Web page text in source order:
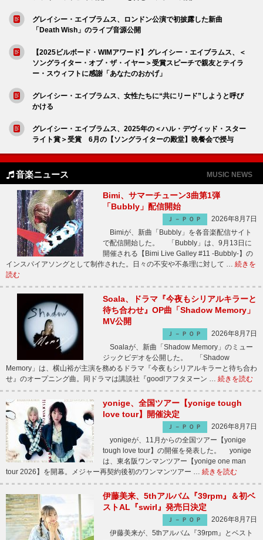
グレイシー・エイブラムス、ロンドン公演で初披露した新曲
「Death Wish」のライブ音源公開
【2025ビルボード・WIMアワード】グレイシー・エイブラムス、＜
ソングライター・オブ・ザ・イヤー＞受賞スピーチで親友とテイラ
ー・スウィフトに感謝「あなたのおかげ」
グレイシー・エイブラムス、女性たちに“共にリード”しようと呼び
かける
グレイシー・エイブラムス、2025年の＜ハル・デヴィッド・スター
ライト賞＞受賞 6月の【ソングライターの殿堂】晩餐会で授与
音楽ニュース MUSIC NEWS
Bimi、サマーチューン3曲第1弾
「Bubbly」配信開始
Ｊ－ＰＯＰ
2026年8月7日
Bimiが、新曲「Bubbly」を各音楽配信サイト
で配信開始した。 「Bubbly」は、9月13日に
開催される【Bimi Live Galley #11 -Bubbly-】の
インスパイアソングとして制作された。日々の不安や不条理に対して … 続きを
読む
Soala、ドラマ『今夜もシリアルキラーと
待ち合わせ』OP曲「Shadow Memory」
MV公開
Ｊ－ＰＯＰ
2026年8月7日
Soalaが、新曲「Shadow Memory」のミュー
ジックビデオを公開した。 「Shadow
Memory」は、横山裕が主演を務めるドラマ『今夜もシリアルキラーと待ち合わ
せ』のオープニング曲。同ドラマは講談社『good!アフタヌーン … 続きを読む
yonige、全国ツアー【yonige tough
love tour】開催決定
Ｊ－ＰＯＰ
2026年8月7日
yonigeが、11月からの全国ツアー【yonige
tough love tour】の開催を発表した。 yonige
は、東名阪ワンマンツアー【yonige one man
tour 2026】を開幕。メジャー再契約後初のワンマンツアー … 続きを読む
伊藤美来、5thアルバム『39rpm』＆初ベ
ストAL『swirl』発売日決定
Ｊ－ＰＯＰ
2026年8月7日
伊藤美来が、5thアルバム『39rpm』とベスト